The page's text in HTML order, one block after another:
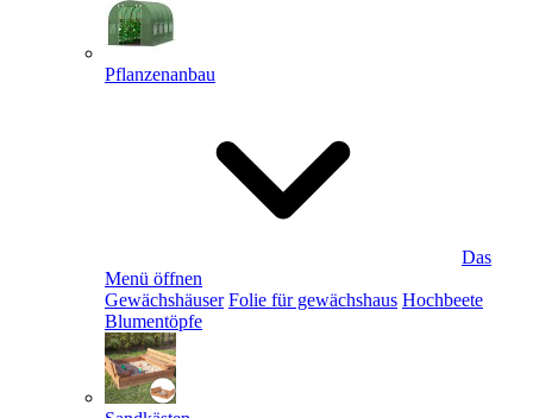
Pflanzenanbau
Das
Menü öffnen
Gewächshäuser Folie für gewächshaus Hochbeete
Blumentöpfe